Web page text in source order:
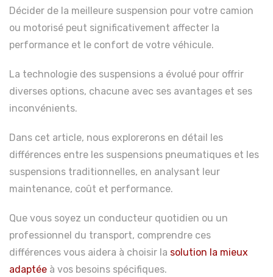
Décider de la meilleure suspension pour votre camion
ou motorisé peut significativement affecter la
performance et le confort de votre véhicule.
La technologie des suspensions a évolué pour offrir
diverses options, chacune avec ses avantages et ses
inconvénients.
Dans cet article, nous explorerons en détail les
différences entre les suspensions pneumatiques et les
suspensions traditionnelles, en analysant leur
maintenance, coût et performance.
Que vous soyez un conducteur quotidien ou un
professionnel du transport, comprendre ces
différences vous aidera à choisir la solution la mieux
adaptée à vos besoins spécifiques.